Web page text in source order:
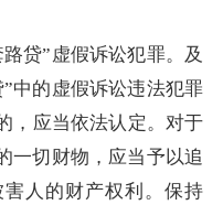
贷”虚假诉讼犯罪。及
中的虚假诉讼违法犯罪
，应当依法认定。对于
一切财物，应当予以追
人的财产权利。保持